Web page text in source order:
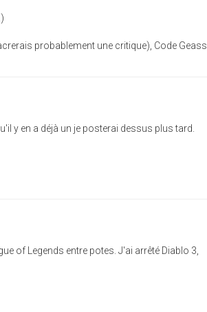
probablement une critique), Code Geass
y en a déjà un je posterai dessus plus tard.
of Legends entre potes. J'ai arrêté Diablo 3,